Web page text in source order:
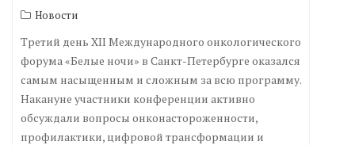
Новости
Третий день XII Международного онкологического
форума «Белые ночи» в Санкт-Петербурге оказался
самым насыщенным и сложным за всю программу.
Накануне участники конференции активно
обсуждали вопросы онконастороженности,
профилактики, цифровой трансформации и